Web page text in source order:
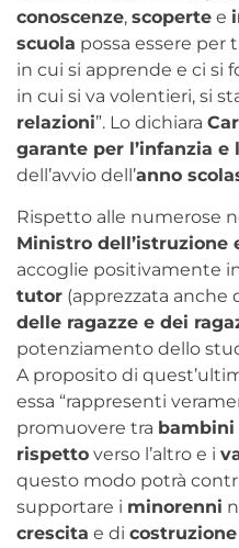
conoscenze, scoperte e
scuola possa essere
in cui si apprende e ci si
in cui si va volentieri, si
relazioni”. Lo dichiara
garante per l’infanzia e
dell’avvio dell’anno
Rispetto alle numerose
Ministro dell’istruzione
accoglie positivamente
tutor (apprezzata anche
delle ragazze e dei
potenziamento dello
A proposito di
essa “rappresenti
promuovere tra bambini
rispetto verso l’altro e i
questo modo potrà
supportare i minorenni
crescita e di